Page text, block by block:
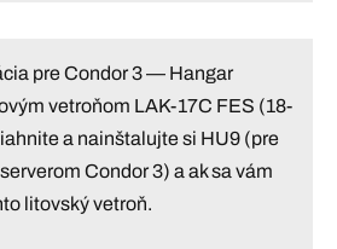
pre Condor 3 — Hangar
vetroňom LAK-17C FES (18-
a nainštalujte si HU9 (pre
Condor 3) a ak sa vám
litovský vetroň.